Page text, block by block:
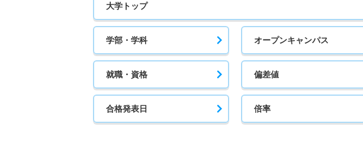
大学トップ
学部・学科 オープンキャンパス
就職・資格 偏差値
合格発表日 倍率